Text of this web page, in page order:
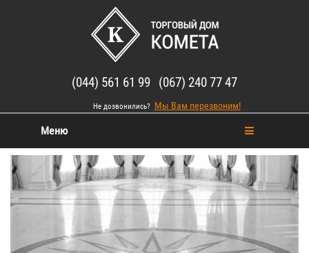
(044) 561 61 99 (067) 240 77 47
Не дозвонились? Мы Вам перезвоним!
Меню